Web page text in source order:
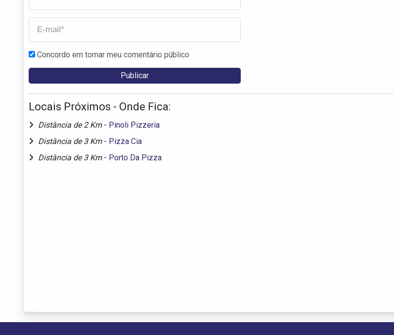
Concordo em tornar meu comentário público
Locais Próximos - Onde Fica:
Distância de 2 Km - Pinoli Pizzeria
Distância de 3 Km - Pizza Cia
Distância de 3 Km - Porto Da Pizza